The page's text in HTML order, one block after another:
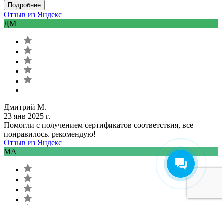
Подробнее
Отзыв из Яндекс
ДМ
Дмитрий М.
23 янв 2025 г.
Помогли с получением сертификатов соответствия, все
понравилось, рекомендую!
Отзыв из Яндекс
MA